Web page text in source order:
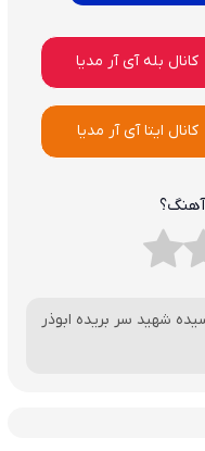
کانال بله آی آر مدیا
کانال ایتا آی آر مدیا
آهنگ؟
شهید سر بریده ابوذر